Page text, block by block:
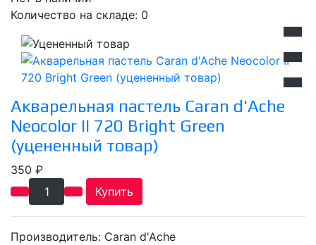
Количество на складе: 0
Акварельная пастель Caran d'Ache
Neocolor II 720 Bright Green
(уцененный товар)
350 ₽
Купить
Производитель: Caran d'Ache